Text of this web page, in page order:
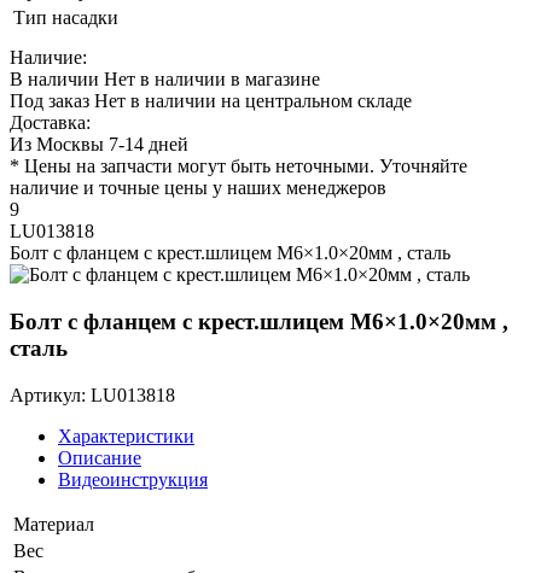
Тип насадки
Наличие:
В наличии Нет в наличии в магазине
Под заказ Нет в наличии на центральном складе
Доставка:
Из Москвы 7-14 дней
* Цены на запчасти могут быть неточными. Уточняйте
наличие и точные цены у наших менеджеров
9
LU013818
Болт с фланцем с крест.шлицем M6×1.0×20мм , сталь
Болт с фланцем с крест.шлицем M6×1.0×20мм ,
сталь
Артикул: LU013818
Характеристики
Описание
Видеоинструкция
Материал
Вес